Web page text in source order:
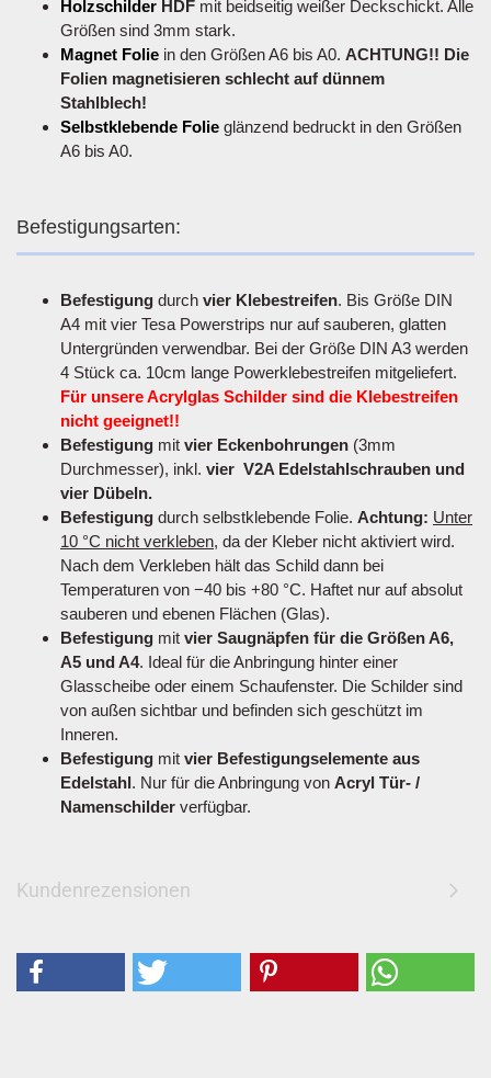
Holzschilder HDF mit beidseitig weißer Deckschickt. Alle
Größen sind 3mm stark.
Magnet Folie in den Größen A6 bis A0. ACHTUNG!! Die
Folien magnetisieren schlecht auf dünnem
Stahlblech!
Selbstklebende Folie glänzend bedruckt in den Größen
A6 bis A0.
Befestigungsarten:
Befestigung durch vier Klebestreifen. Bis Größe DIN
A4 mit vier Tesa Powerstrips nur auf sauberen, glatten
Untergründen verwendbar. Bei der Größe DIN A3 werden
4 Stück ca. 10cm lange Powerklebestreifen mitgeliefert.
Für unsere Acrylglas Schilder sind die Klebestreifen
nicht geeignet!!
Befestigung mit vier Eckenbohrungen (3mm
Durchmesser), inkl. vier V2A Edelstahlschrauben und
vier Dübeln.
Befestigung durch selbstklebende Folie. Achtung: Unter
10 °C nicht verkleben, da der Kleber nicht aktiviert wird.
Nach dem Verkleben hält das Schild dann bei
Temperaturen von −40 bis +80 °C. Haftet nur auf absolut
sauberen und ebenen Flächen (Glas).
Befestigung mit vier Saugnäpfen für die Größen A6,
A5 und A4. Ideal für die Anbringung hinter einer
Glasscheibe oder einem Schaufenster. Die Schilder sind
von außen sichtbar und befinden sich geschützt im
Inneren.
Befestigung mit vier Befestigungselemente aus
Edelstahl. Nur für die Anbringung von Acryl Tür- /
Namenschilder verfügbar.
Kundenrezensionen